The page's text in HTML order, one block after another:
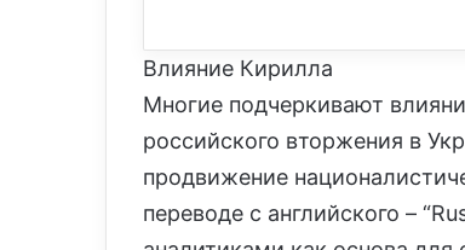
Влияние Кирилла
Многие подчеркивают
российского вторжения в
продвижение
переводе с английского –